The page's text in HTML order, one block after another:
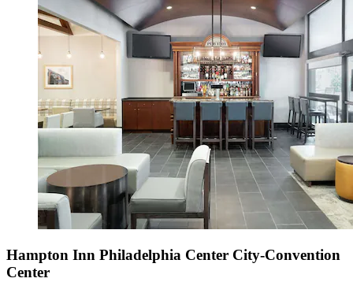
Hampton Inn Philadelphia Center City-Convention
Center